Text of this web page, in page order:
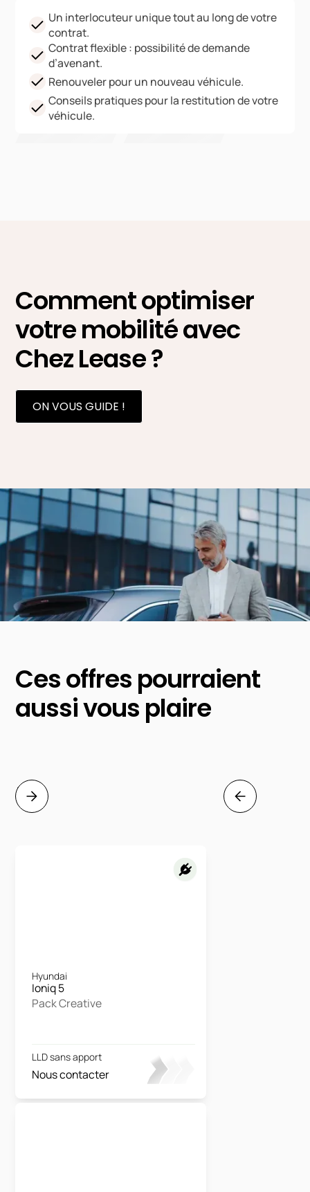
Un interlocuteur unique tout au long de votre
contrat.
Contrat flexible : possibilité de demande
d’avenant.
Renouveler pour un nouveau véhicule.
Conseils pratiques pour la restitution de votre
véhicule.
Comment optimiser
votre mobilité avec
Chez Lease ?
ON VOUS GUIDE !
Ces offres pourraient
aussi vous plaire
Hyundai
Ioniq 5
Pack Creative
LLD sans apport
Nous contacter